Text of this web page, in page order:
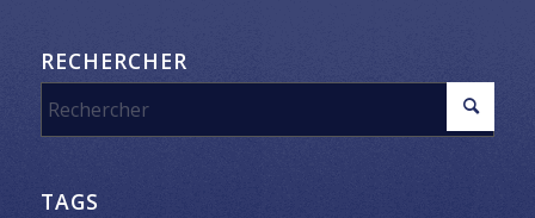
RECHERCHER
TAGS